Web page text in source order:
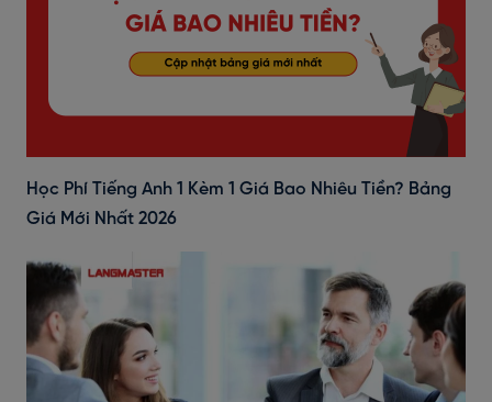
Học Phí Tiếng Anh 1 Kèm 1 Giá Bao Nhiêu Tiền? Bảng
Giá Mới Nhất 2026